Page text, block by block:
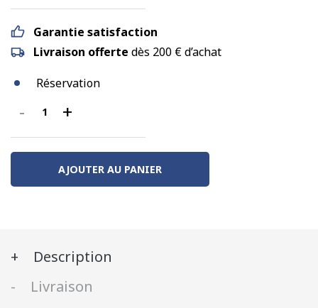
Garantie satisfaction
Livraison offerte dès 200 € d’achat
Réservation
-
quantité
de
Rame
1
2729,
et
+
AJOUTER AU PANIER
Description
Livraison